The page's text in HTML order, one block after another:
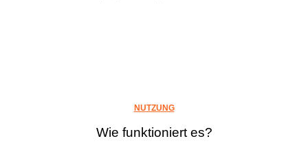
NUTZUNG
Wie funktioniert es?